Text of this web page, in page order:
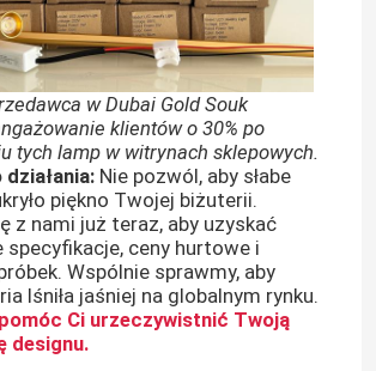
LED
pod półką
LED
wisząca led
w Dubai Gold Souk
klientów o 30% po
tych lamp w witrynach sklepowych.
Nie pozwól, aby słabe
piękno Twojej biżuterii.
z nami już teraz, aby uzyskać
specyfikacje, ceny hurtowe i
Wspólnie sprawmy, aby
lśniła jaśniej na globalnym rynku.
Ci urzeczywistnić Twoją
designu.